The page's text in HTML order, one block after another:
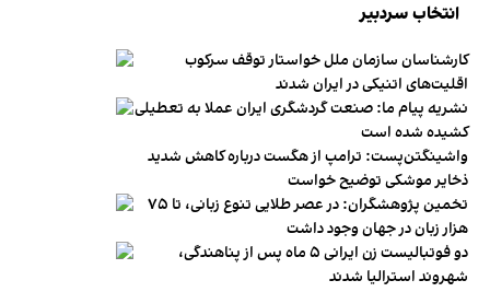
انتخاب سردبیر
کارشناسان سازمان ملل خواستار توقف سرکوب
اقلیت‌های اتنیکی در ایران شدند
نشریه پیام ما: صنعت گردشگری ایران عملا به تعطیلی
کشیده شده است
واشینگتن‌پست: ترامپ از هگست درباره کاهش شدید
ذخایر موشکی توضیح خواست
تخمین پژوهشگران: در عصر طلایی تنوع زبانی، تا ۷۵
هزار زبان در جهان وجود داشت
دو فوتبالیست زن ایرانی ۵ ماه پس از پناهندگی،
شهروند استرالیا شدند